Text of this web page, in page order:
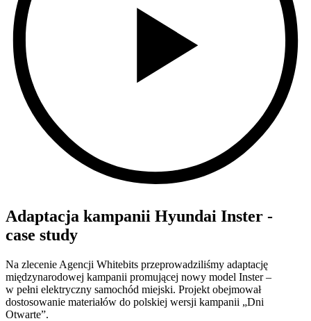
Adaptacja kampanii Hyundai Inster -
case study
Na zlecenie Agencji Whitebits przeprowadziliśmy adaptację
międzynarodowej kampanii promującej nowy model Inster –
w pełni elektryczny samochód miejski. Projekt obejmował
dostosowanie materiałów do polskiej wersji kampanii „Dni
Otwarte”.